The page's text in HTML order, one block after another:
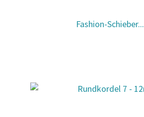
Fashion-Schieber...